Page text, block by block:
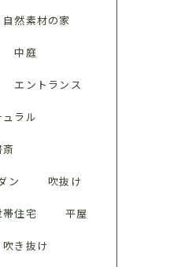
自然素材の家
中庭
エントランス
ュラル
ン 吹抜け
帯住宅 平屋
吹き抜け